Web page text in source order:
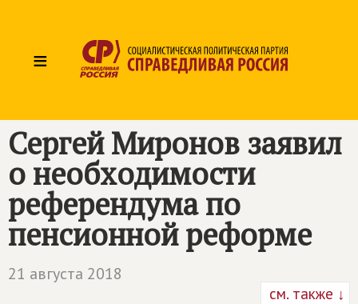
≡
Сергей Миронов заявил
о необходимости
референдума по
пенсионной реформе
21 августа 2018
см. также ↓